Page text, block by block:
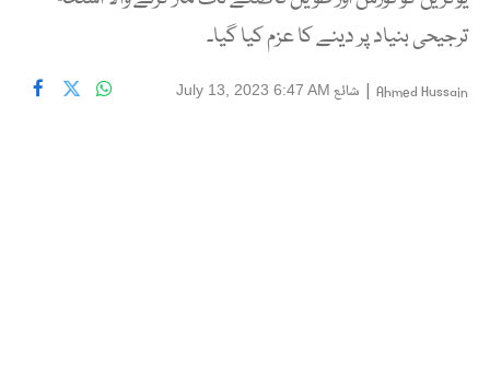
ترجیحی بنیاد پر دینے کا عزم کیا گیا۔
Ahmed Hussain
| شائع July 13, 2023 6:47 AM